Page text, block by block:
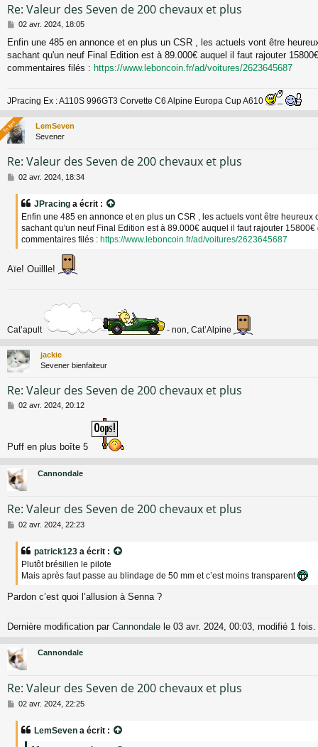
Re: Valeur des Seven de 200 chevaux et plus
M
s
s
a
02 avr. 2024, 18:05
Enfin une 485 en annonce et en plus un CSR , les actuels vont être
sachant qu'un neuf Final Edition est à 89.000€ auquel il faut rajouter
commentaires filés : https://www.leboncoin.fr/ad/voitures/2623645687
JPracing Ex : A110S 996GT3 Corvette C6 Alpine Europa Cup A610
LemSeven
Sevener
Re: Valeur des Seven de 200 chevaux et plus
M
02 avr. 2024, 18:34
JPracing a écrit :
Enfin une 485 en annonce et en plus un CSR , les actuels vont être heureux
sachant qu'un neuf Final Edition est à 89.000€ auquel il faut rajouter
commentaires filés : https://www.leboncoin.fr/ad/voitures/2623645687
Aïe! Ouillle!
Cat’apult - non, Cat’Alpine
En ligne
En ligne
jackie
Sevener bienfaiteur
Re: Valeur des Seven de 200 chevaux et plus
M
a
e
02 avr. 2024, 20:12
Puff en plus boîte 5
Cannondale
Re: Valeur des Seven de 200 chevaux et plus
M
e
02 avr. 2024, 22:23
patrick123 a écrit :
Plutôt brésilien le pilote
Mais après faut passe au blindage de 50 mm et c’est moins transparent
Pardon c’est quoi l’allusion à Senna ?
Dernière modification par Cannondale le 03 avr. 2024, 00:03, modifié 1 fois.
Cannondale
Re: Valeur des Seven de 200 chevaux et plus
M
02 avr. 2024, 22:25
LemSeven a écrit :